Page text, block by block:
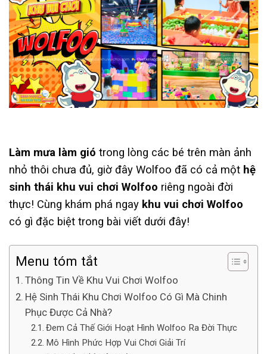
Làm mưa làm gió trong lòng các bé trên màn ảnh
nhỏ thôi chưa đủ, giờ đây Wolfoo đã có cả một hệ
sinh thái khu vui chơi Wolfoo riêng ngoài đời
thực! Cùng khám phá ngay khu vui chơi Wolfoo
có gì đặc biệt trong bài viết dưới đây!
Menu tóm tắt
Thông Tin Về Khu Vui Chơi Wolfoo
Hệ Sinh Thái Khu Chơi Wolfoo Có Gì Mà Chinh
Phục Được Cả Nhà?
Đem Cả Thế Giới Hoạt Hình Wolfoo Ra Đời Thực
Mô Hình Phức Hợp Vui Chơi Giải Trí